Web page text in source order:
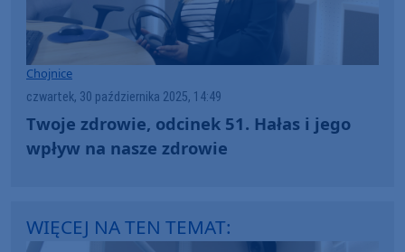
Chojnice
czwartek, 30 października 2025, 14:49
Twoje zdrowie, odcinek 51. Hałas i jego
wpływ na nasze zdrowie
WIĘCEJ NA TEN TEMAT: